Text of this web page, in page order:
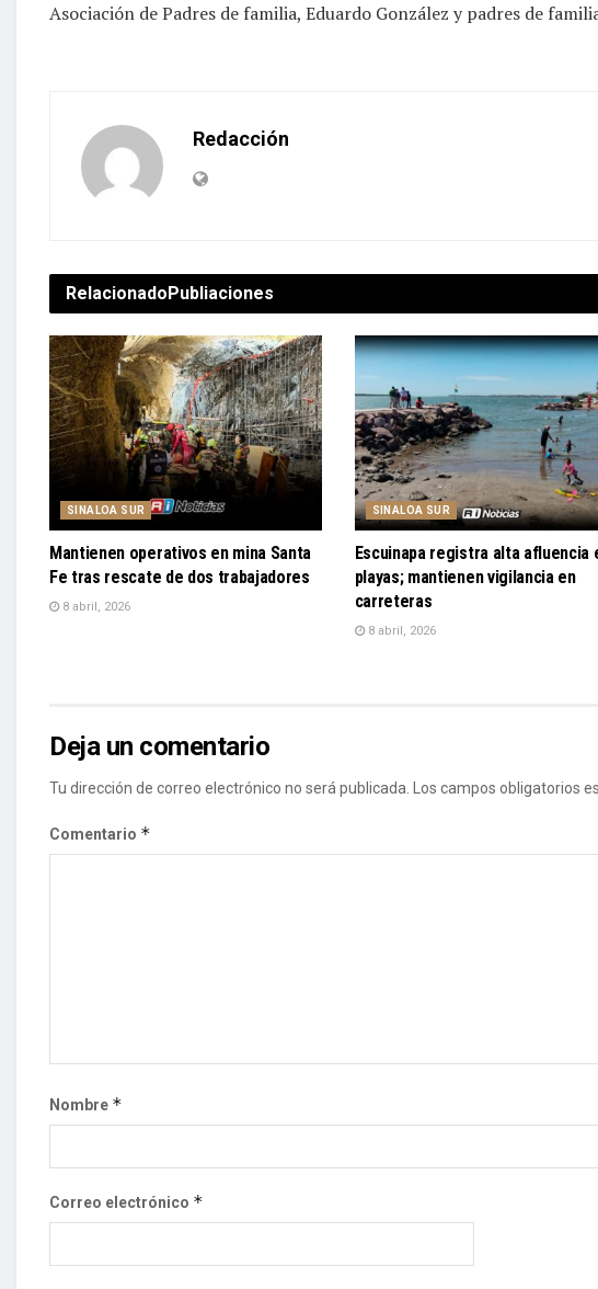
Asociación de Padres de familia, Eduardo González y padres de
Redacción
Relacionado Publiaciones
SINALOA SUR
Mantienen operativos en mina Santa
Fe tras rescate de dos trabajadores
8 abril, 2026
SINALOA SUR
Escuinapa registra alta afluencia
playas; mantienen vigilancia en
carreteras
8 abril, 2026
Deja un comentario
Tu dirección de correo electrónico no será publicada. Los campos obligatorios
Comentario *
Nombre *
Correo electrónico *